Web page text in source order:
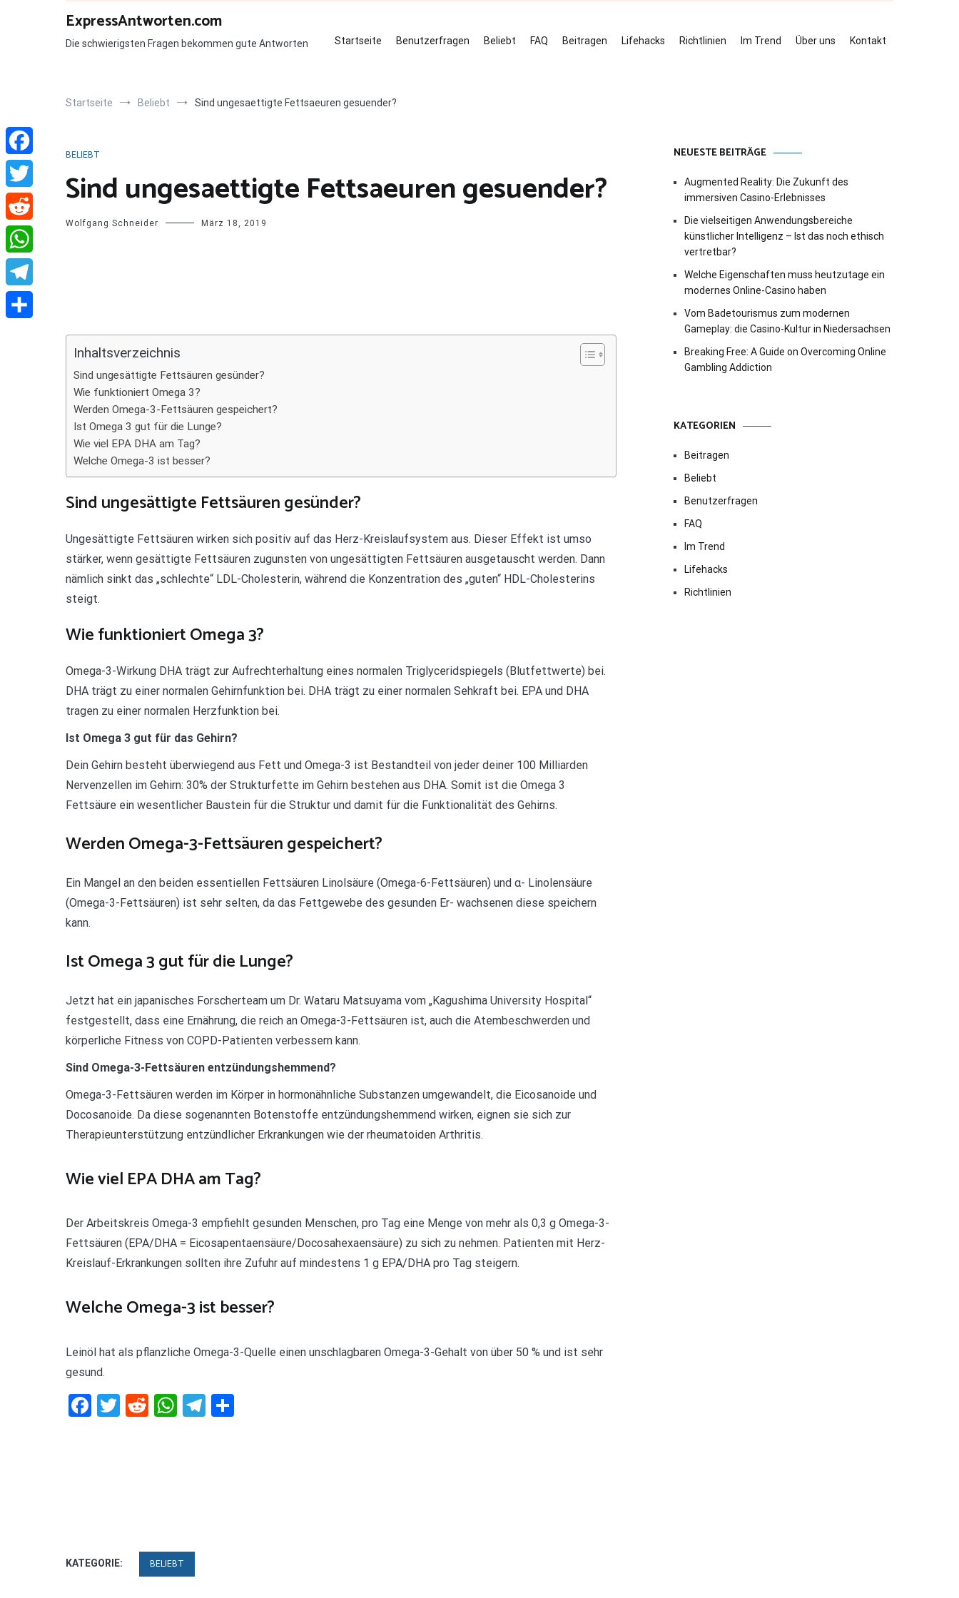
ExpressAntworten.com
Die schwierigsten Fragen bekommen gute Antworten Startseite Benutzerfragen Beliebt FAQ Beitragen Lifehacks Richtlinien Im Trend Über uns Kontakt
Startseite Beliebt Sind ungesaettigte Fettsaeuren gesuender?
BELIEBT
Sind ungesaettigte Fettsaeuren gesuender?
Wolfgang Schneider März 18, 2019
Inhaltsverzeichnis
Sind ungesättigte Fettsäuren gesünder?
Wie funktioniert Omega 3?
Werden Omega-3-Fettsäuren gespeichert?
Ist Omega 3 gut für die Lunge?
Wie viel EPA DHA am Tag?
Welche Omega-3 ist besser?
Sind ungesättigte Fettsäuren gesünder?
Ungesättigte Fettsäuren wirken sich positiv auf das Herz-Kreislaufsystem aus. Dieser Effekt ist umso
stärker, wenn gesättigte Fettsäuren zugunsten von ungesättigten Fettsäuren ausgetauscht werden. Dann
nämlich sinkt das „schlechte“ LDL-Cholesterin, während die Konzentration des „guten“ HDL-Cholesterins
steigt.
Wie funktioniert Omega 3?
Omega-3-Wirkung DHA trägt zur Aufrechterhaltung eines normalen Triglyceridspiegels (Blutfettwerte) bei.
DHA trägt zu einer normalen Gehirnfunktion bei. DHA trägt zu einer normalen Sehkraft bei. EPA und DHA
tragen zu einer normalen Herzfunktion bei.
Ist Omega 3 gut für das Gehirn?
Dein Gehirn besteht überwiegend aus Fett und Omega-3 ist Bestandteil von jeder deiner 100 Milliarden
Nervenzellen im Gehirn: 30% der Strukturfette im Gehirn bestehen aus DHA. Somit ist die Omega 3
Fettsäure ein wesentlicher Baustein für die Struktur und damit für die Funktionalität des Gehirns.
Werden Omega-3-Fettsäuren gespeichert?
Ein Mangel an den beiden essentiellen Fettsäuren Linolsäure (Omega-6-Fettsäuren) und α- Linolensäure
(Omega-3-Fettsäuren) ist sehr selten, da das Fettgewebe des gesunden Er- wachsenen diese speichern
kann.
Ist Omega 3 gut für die Lunge?
Jetzt hat ein japanisches Forscherteam um Dr. Wataru Matsuyama vom „Kagushima University Hospital“
festgestellt, dass eine Ernährung, die reich an Omega-3-Fettsäuren ist, auch die Atembeschwerden und
körperliche Fitness von COPD-Patienten verbessern kann.
Sind Omega-3-Fettsäuren entzündungshemmend?
Omega-3-Fettsäuren werden im Körper in hormonähnliche Substanzen umgewandelt, die Eicosanoide und
Docosanoide. Da diese sogenannten Botenstoffe entzündungshemmend wirken, eignen sie sich zur
Therapieunterstützung entzündlicher Erkrankungen wie der rheumatoiden Arthritis.
Wie viel EPA DHA am Tag?
Der Arbeitskreis Omega-3 empfiehlt gesunden Menschen, pro Tag eine Menge von mehr als 0,3 g Omega-3-
Fettsäuren (EPA/DHA = Eicosapentaensäure/Docosahexaensäure) zu sich zu nehmen. Patienten mit Herz-
Kreislauf-Erkrankungen sollten ihre Zufuhr auf mindestens 1 g EPA/DHA pro Tag steigern.
Welche Omega-3 ist besser?
Leinöl hat als pflanzliche Omega-3-Quelle einen unschlagbaren Omega-3-Gehalt von über 50 % und ist sehr
gesund.
Facebook
Twitter
RedditWhatsApp
Telegram
KATEGORIE: BELIEBT
NEUESTE BEITRÄGE
Augmented Reality: Die Zukunft des
immersiven Casino-Erlebnisses
Die vielseitigen Anwendungsbereiche
künstlicher Intelligenz – Ist das noch ethisch
vertretbar?
Welche Eigenschaften muss heutzutage ein
modernes Online-Casino haben
Vom Badetourismus zum modernen
Gameplay: die Casino-Kultur in Niedersachsen
Breaking Free: A Guide on Overcoming Online
Gambling Addiction
KATEGORIEN
Beitragen
Beliebt
Benutzerfragen
FAQ
Im Trend
Lifehacks
Richtlinien
Facebook
Twitter
Reddit
WhatsApp
Telegram